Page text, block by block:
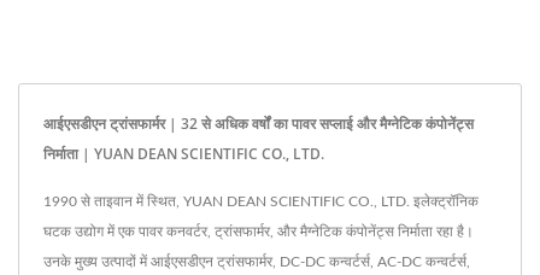
आईएसडीएन ट्रांसफार्मर | 32 से अधिक वर्षों का पावर सप्लाई और मैग्नेटिक कंपोनेंट्स
निर्माता | YUAN DEAN SCIENTIFIC CO., LTD.
1990 से ताइवान में स्थित, YUAN DEAN SCIENTIFIC CO., LTD. इलेक्ट्रॉनिक
घटक उद्योग में एक पावर कनवर्टर, ट्रांसफार्मर, और मैग्नेटिक कंपोनेंट्स निर्माता रहा है।
उनके मुख्य उत्पादों में आईएसडीएन ट्रांसफार्मर, DC-DC कन्वर्टर्स, AC-DC कन्वर्टर्स,